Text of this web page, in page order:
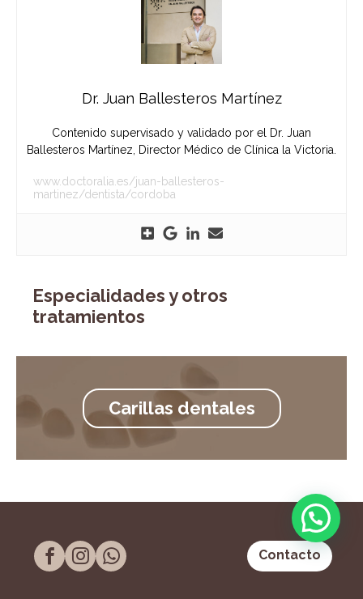
Dr. Juan Ballesteros Martínez
Contenido supervisado y validado por el Dr. Juan
Ballesteros Martínez, Director Médico de Clínica la Victoria.
www.doctoralia.es/juan-ballesteros-
martinez/dentista/cordoba
Especialidades y otros
tratamientos
Carillas dentales
Contacto